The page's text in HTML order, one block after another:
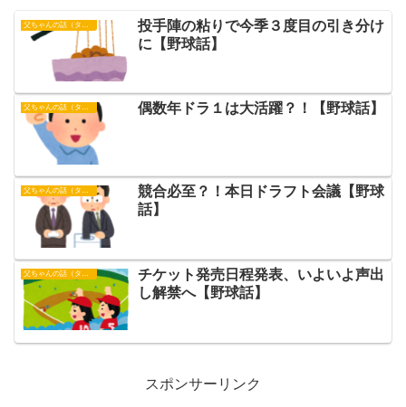
投手陣の粘りで今季３度目の引き分け
に【野球話】
父ちゃんの話（タイガース） 偶数年ドラ１は大活躍？！【野球話】
父ちゃんの話（タイガース）
競合必至？！本日ドラフト会議【野球
話】
父ちゃんの話（タイガース）
チケット発売日程発表、いよいよ声出
し解禁へ【野球話】
スポンサーリンク